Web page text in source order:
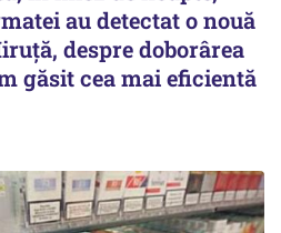
au detectat o nouă
despre doborârea
găsit cea mai eficientă